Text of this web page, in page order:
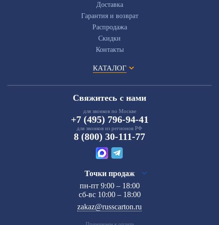
Доставка
Гарантия и возврат
Распродажа
Скидки
Контакты
КАТАЛОГ
Свяжитесь с нами
для звонков по Москве
+7 (495) 796-94-41
для звонков из регионов РФ
8 (800) 30-111-77
Точки продаж
пн-пт 9:00 – 18:00
сб-вс 10:00 – 18:00
zakaz@russcarton.ru
Принимаем к оплате